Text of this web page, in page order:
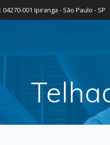
04270-001 Ipiranga - São Paulo - SP